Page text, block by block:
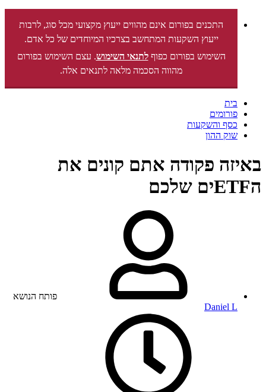
התכנים בפורום אינם מהווים ייעוץ מקצועי מכל סוג, לרבות
ייעוץ השקעות המתחשב בצרכיו המיוחדים של כל אדם.
השימוש בפורום כפוףלתנאי השימוש. עצם השימוש בפורום
מהווה הסכמה מלאה לתנאים אלה.
בית
פורומים
כסף והשקעות
שוק ההון
באיזה פקודה אתם קונים את
הETFים שלכם
פותח הנושא
Daniel L